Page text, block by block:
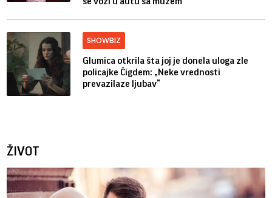
SHOWBIZ
Glumica otkrila šta joj je donela uloga zle
policajke Čigdem: „Neke vrednosti
prevazilaze ljubav“
ŽIVOT